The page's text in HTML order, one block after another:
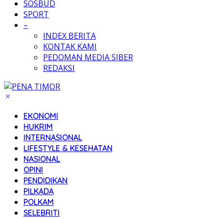
SOSBUD
SPORT
–
INDEX BERITA
KONTAK KAMI
PEDOMAN MEDIA SIBER
REDAKSI
EKONOMI
HUKRIM
INTERNASIONAL
LIFESTYLE & KESEHATAN
NASIONAL
OPINI
PENDIDIKAN
PILKADA
POLKAM
SELEBRITI